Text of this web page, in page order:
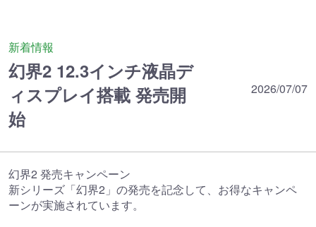
新着情報
幻界2 12.3インチ液晶デ
ィスプレイ搭載 発売開
始
2026/07/07
幻界2 発売キャンペーン
新シリーズ「幻界2」の発売を記念して、お得なキャンペ
ーンが実施されています。